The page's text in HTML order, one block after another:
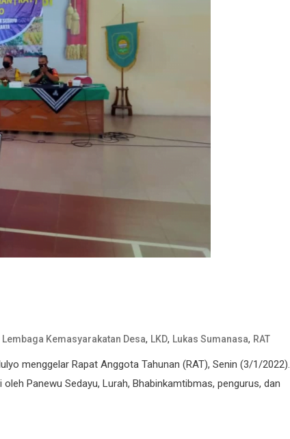
Lembaga Kemasyarakatan Desa, LKD, Lukas Sumanasa, RAT
menggelar Rapat Anggota Tahunan (RAT), Senin (3/1/2022).
Panewu Sedayu, Lurah, Bhabinkamtibmas, pengurus, dan